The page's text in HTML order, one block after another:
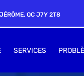
QC J7Y 2T8
SERVICES